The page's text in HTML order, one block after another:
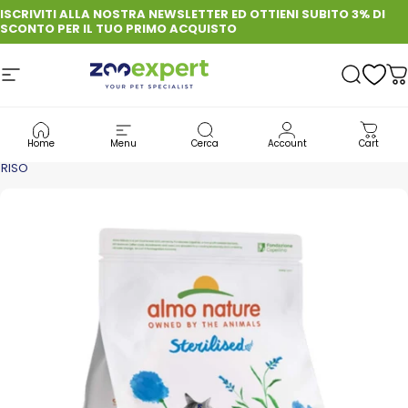
Vai direttamente ai contenuti
ISCRIVITI ALLA NOSTRA NEWSLETTER ED OTTIENI SUBITO 3% DI
SCONTO PER IL TUO PRIMO ACQUISTO
Navigazione del sito
zooexpert Cerca
Home Menu Cerca Account Cart
GATTO CIBO PER GATTI
CROCCHETTE PER GATTI
ALMO NATURE GATTO FUNCTIONAL ADULT STERELISED CON MANZO E
RISO